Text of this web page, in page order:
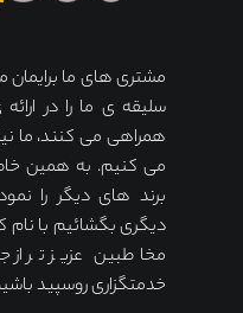
مشتری های ما برایمان
سلیقه ی ما را در
همراهی می کنند، ما
می کنیم. به همین
برند های دیگر را
مخاطبین عزیز تر از
خدمتگزاری روسپید